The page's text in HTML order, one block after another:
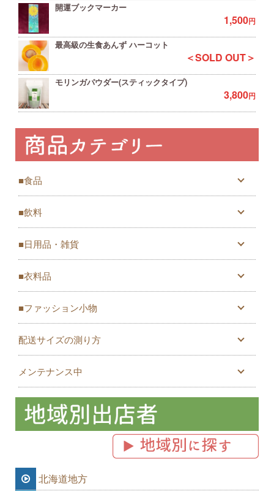
開運ブックマーカー
1,500円
最高級の生食あんず ハーコット
＜SOLD OUT＞
モリンガパウダー(スティックタイプ)
3,800円
■食品
■飲料
■日用品・雑貨
■衣料品
■ファッション小物
配送サイズの測り方
メンテナンス中
北海道地方